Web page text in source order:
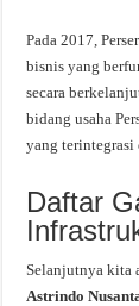
Pada 2017,
bisnis yang
secara
bidang usaha
yang terintegrasi
Daftar
Selanjutnya kita
Astrindo